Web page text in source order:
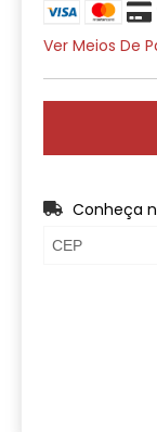
Ver Meios De
Conheça